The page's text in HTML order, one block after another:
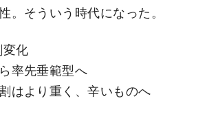
。そういう時代になった。
変化
率先垂範型へ
はより重く、辛いものへ